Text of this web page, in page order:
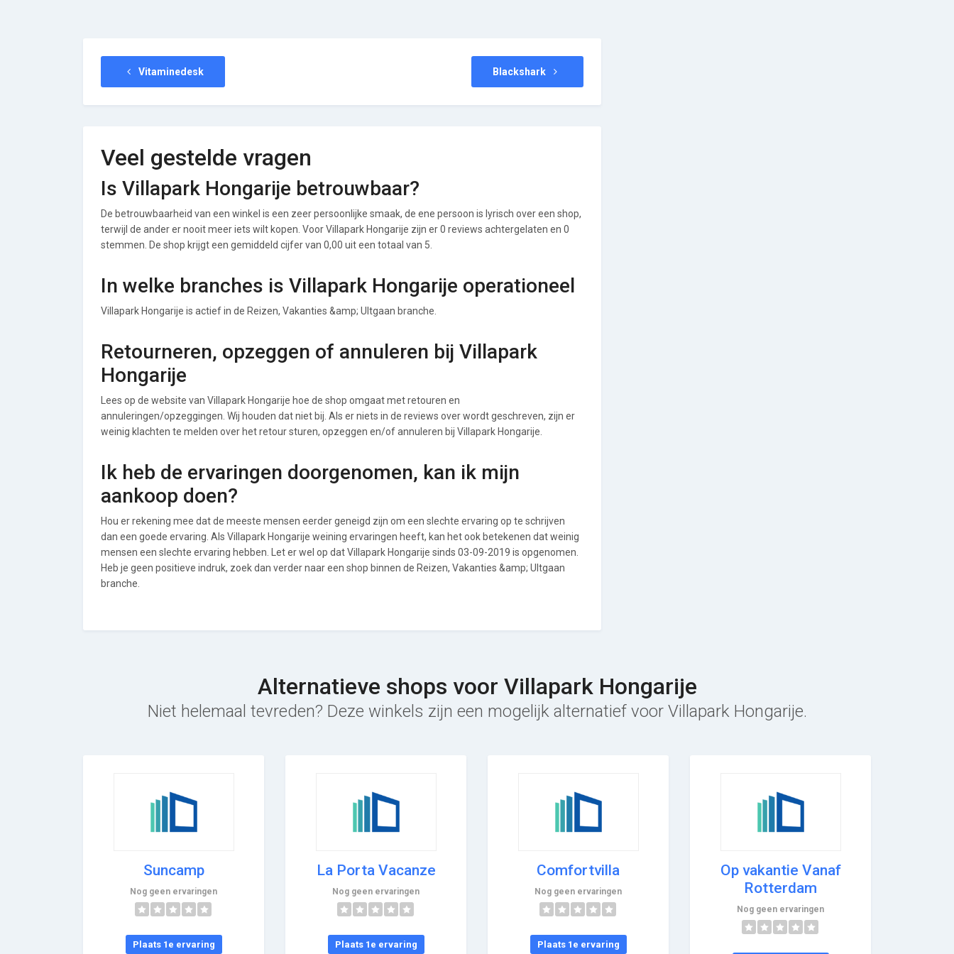
Vitaminedesk Blackshark
Veel gestelde vragen
Is Villapark Hongarije betrouwbaar?
De betrouwbaarheid van een winkel is een zeer persoonlijke smaak, de ene persoon is lyrisch over een shop,
terwijl de ander er nooit meer iets wilt kopen. Voor Villapark Hongarije zijn er 0 reviews achtergelaten en 0
stemmen. De shop krijgt een gemiddeld cijfer van 0,00 uit een totaal van 5.
In welke branches is Villapark Hongarije operationeel
Villapark Hongarije is actief in de Reizen, Vakanties &amp; UItgaan branche.
Retourneren, opzeggen of annuleren bij Villapark
Hongarije
Lees op de website van Villapark Hongarije hoe de shop omgaat met retouren en
annuleringen/opzeggingen. Wij houden dat niet bij. Als er niets in de reviews over wordt geschreven, zijn er
weinig klachten te melden over het retour sturen, opzeggen en/of annuleren bij Villapark Hongarije.
Ik heb de ervaringen doorgenomen, kan ik mijn
aankoop doen?
Hou er rekening mee dat de meeste mensen eerder geneigd zijn om een slechte ervaring op te schrijven
dan een goede ervaring. Als Villapark Hongarije weining ervaringen heeft, kan het ook betekenen dat weinig
mensen een slechte ervaring hebben. Let er wel op dat Villapark Hongarije sinds 03-09-2019 is opgenomen.
Heb je geen positieve indruk, zoek dan verder naar een shop binnen de Reizen, Vakanties &amp; UItgaan
branche.
Alternatieve shops voor Villapark Hongarije
Niet helemaal tevreden? Deze winkels zijn een mogelijk alternatief voor Villapark Hongarije.
Suncamp
Nog geen ervaringen
Plaats 1e ervaring
La Porta Vacanze
Nog geen ervaringen
Plaats 1e ervaring
Comfortvilla
Nog geen ervaringen
Plaats 1e ervaring
Op vakantie Vanaf
Rotterdam
Nog geen ervaringen